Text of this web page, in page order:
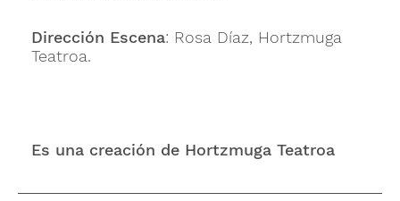
Dirección Escena: Rosa Díaz, Hortzmuga
Teatroa.
Es una creación de Hortzmuga Teatroa